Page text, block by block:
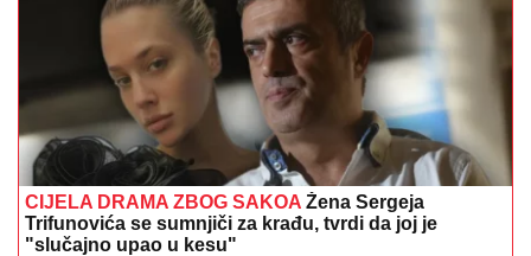
CIJELA DRAMA ZBOG SAKOA Žena Sergeja
Trifunovića se sumnjiči za krađu, tvrdi da joj je
"slučajno upao u kesu"